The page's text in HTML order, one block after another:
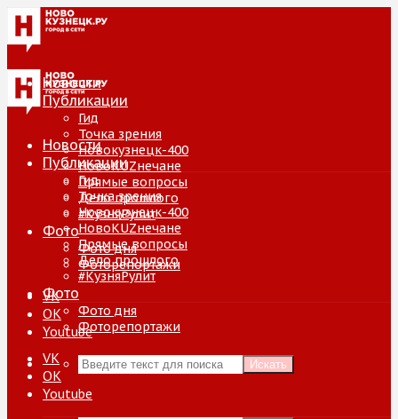
Новости
Публикации
Гид
Точка зрения
Новокузнецк-400
НовоKUZнечане
Прямые вопросы
Дело прошлого
#КузняРулит
Фото
Фото дня
Фоторепортажи
VK
ОК
Youtube
Искать
Новости
Публикации
Гид
Точка зрения
Новокузнецк-400
НовоKUZнечане
Прямые вопросы
Дело прошлого
#КузняРулит
Фото
Фото дня
Фоторепортажи
VK
ОК
Youtube